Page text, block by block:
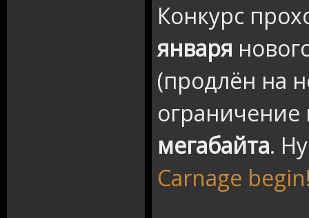
Конкурс
января
(продлён на
мегабайта.
Carnage